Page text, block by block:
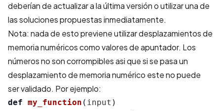
deberían de actualizar a la última versión o utilizar una de
las soluciones propuestas inmediatamente.
Nota: nada de esto previene utilizar desplazamientos de
memoria numéricos como valores de apuntador. Los
números no son corrompibles asi que si se pasa un
desplazamiento de memoria numérico este no puede
ser validado. Por ejemplo:
def my_function ( input )